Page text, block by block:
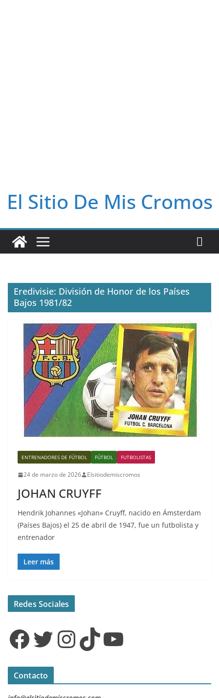
El Sitio De Mis Cromos
Eredivisie: División de Honor de los Países
Bajos 1981/82
ENTRENADORES DE FÚTBOL FÚTBOL FUTBOLISTAS
24 de marzo de 2026 Elsitiodemiscromos
JOHAN CRUYFF
Hendrik Johannes «Johan» Cruyff, nacido en Ámsterdam
(Países Bajos) el 25 de abril de 1947, fue un futbolista y
entrenador
Leer más
Redes Sociales
Facebook Twitter InstagramTikTok YouTube
Contacto